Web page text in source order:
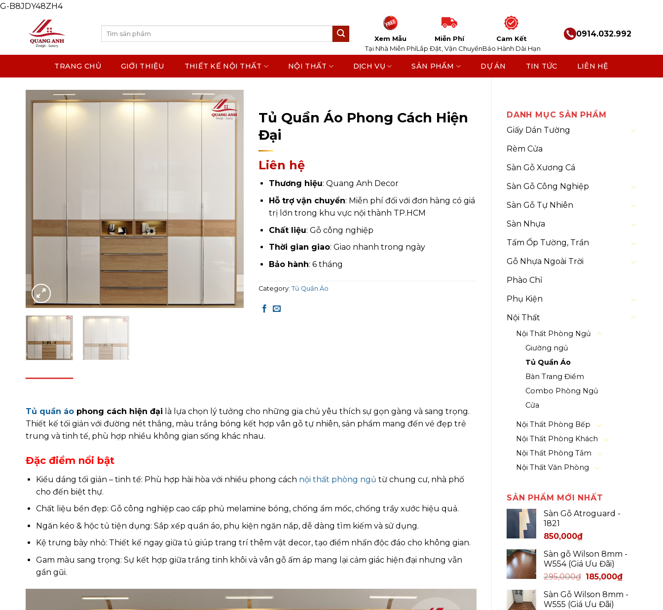
G-B8JDY48ZH4Skip
Search
Xem Mẫu
Tại Nhà Miễn Phí
Miễn Phí
Lắp Đặt, Vận Chuyển
Cam Kết
Bảo Hành Dài Hạn
0914.032.992
TRANG CHỦ GIỚI THIỆU THIẾT KẾ NỘI THẤT NỘI THẤT DỊCH VỤ SẢN PHẨM DỰ ÁN TIN TỨC LIÊN HỆ
DANH MỤC SẢN PHẨM
Giấy Dán Tường
Rèm Cửa
Sàn Gỗ Xương Cá
Sàn Gỗ Công Nghiệp
Sàn Gỗ Tự Nhiên
Sàn Nhựa
Tấm Ốp Tường, Trần
Gỗ Nhựa Ngoài Trời
Phào Chỉ
Phụ Kiện
Nội Thất
Nội Thất Phòng Ngủ
Giường ngủ
Tủ Quần Áo
Bàn Trang Điểm
Combo Phòng Ngủ
Cửa
Nội Thất Phòng Bếp
Nội Thất Phòng Khách
Nội Thất Phòng Tắm
Nội Thất Văn Phòng
SẢN PHẨM MỚI NHẤT
Sàn Gỗ Atroguard -
1821
850,000₫
Sàn gỗ Wilson 8mm -
W554 (Giá Ưu Đãi)
295,000₫ 185,000₫
Sàn Gỗ Wilson 8mm -
W555 (Giá Ưu Đãi)
Tủ Quần Áo Phong Cách Hiện
Đại
Liên hệ
Thương hiệu: Quang Anh Decor
Hỗ trợ vận chuyển: Miễn phí đối với đơn hàng có giá
trị lớn trong khu vực nội thành TP.HCM
Chất liệu: Gỗ công nghiệp
Thời gian giao: Giao nhanh trong ngày
Bảo hành: 6 tháng
Category: Tủ Quần Áo
Tủ quần áo phong cách hiện đại là lựa chọn lý tưởng cho những gia chủ yêu thích sự gọn gàng và sang trọng.
Thiết kế tối giản với đường nét thẳng, màu trắng bóng kết hợp vân gỗ tự nhiên, sản phẩm mang đến vẻ đẹp trẻ
trung và tinh tế, phù hợp nhiều không gian sống khác nhau.
Đặc điểm nổi bật
Kiểu dáng tối giản – tinh tế: Phù hợp hài hòa với nhiều phong cách nội thất phòng ngủ từ chung cư, nhà phố
cho đến biệt thự.
Chất liệu bền đẹp: Gỗ công nghiệp cao cấp phủ melamine bóng, chống ẩm mốc, chống trầy xước hiệu quả.
Ngăn kéo & hộc tủ tiện dụng: Sắp xếp quần áo, phụ kiện ngăn nắp, dễ dàng tìm kiếm và sử dụng.
Kệ trưng bày nhỏ: Thiết kế ngay giữa tủ giúp trang trí thêm vật decor, tạo điểm nhấn độc đáo cho không gian.
Gam màu sang trọng: Sự kết hợp giữa trắng tinh khôi và vân gỗ ấm áp mang lại cảm giác hiện đại nhưng vẫn
gần gũi.